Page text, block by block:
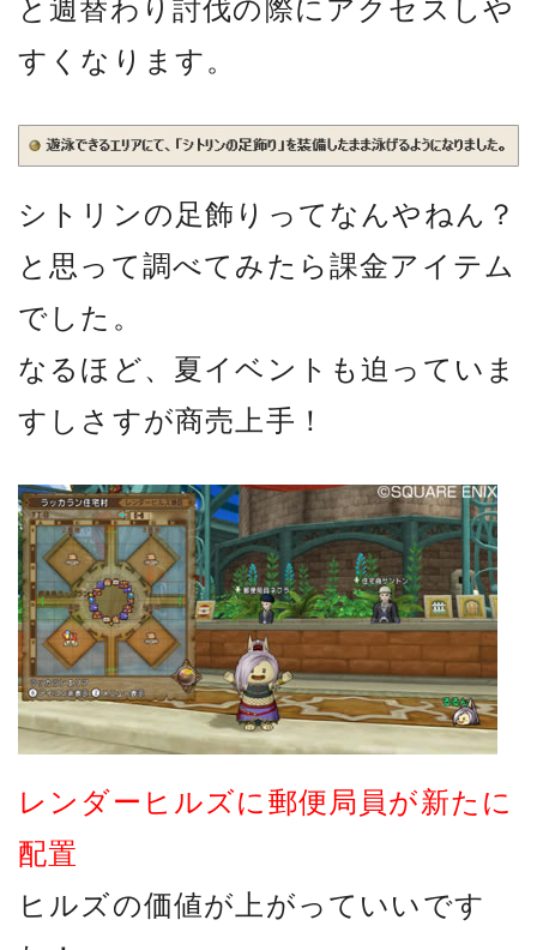
と週替わり討伐の際にアクセスしや
すくなります。
シトリンの足飾りってなんやねん？
と思って調べてみたら課金アイテム
でした。
なるほど、夏イベントも迫っていま
すしさすが商売上手！
レンダーヒルズに郵便局員が新たに
配置
ヒルズの価値が上がっていいです